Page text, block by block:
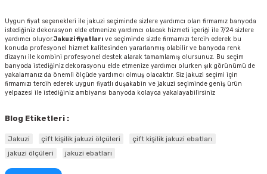
Uygun fiyat seçenekleri ile jakuzi seçiminde sizlere yardımcı olan firmamız banyoda
istediğiniz dekorasyon elde etmenize yardımcı olacak hizmeti içeriği ile 7/24 sizlere
yardımcı oluyor.Jakuzi fiyatları ve seçiminde sizde firmamızı tercih ederek bu
konuda profesyonel hizmet kalitesinden yararlanmış olabilir ve banyoda renk
dizaynı ile kombini profesyonel destek alarak tamamlamış olursunuz. Bu seçim
banyoda istediğiniz dekorasyonu elde etmenize yardımcı olurken şık görünümü de
yakalamanız da önemli ölçüde yardımcı olmuş olacaktır. Siz jakuzi seçimi için
firmamızı tercih ederek uygun fiyatlı duşakabin ve jakuzi seçiminde geniş ürün
yelpazesi ile istediğiniz ambiyansı banyoda kolayca yakalayabilirsiniz
Blog Etiketleri :
Jakuzi çift kişilik jakuzi ölçüleri
çift kişilik jakuzi ebatları
jakuzi ölçüleri
jakuzi ebatları